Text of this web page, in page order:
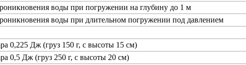
воды при погружении на глубину до 1 м
воды при длительном погружении под давлением
0,225 Дж (груз 150 г, с высоты 15 см)
0,5 Дж (груз 250 г, с высоты 20 см)